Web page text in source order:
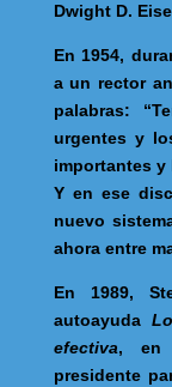
Dwight D.
En 1954,
a un rector
palabras:
urgentes y
importantes y
Y en ese
nuevo
ahora entre
En 1989,
autoayuda
efectiva, en
presidente